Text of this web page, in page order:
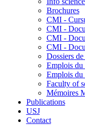
Brochures
CMI -
CMI -
CMI -
CMI -
Dossiers
Emplois du
Emplois du
Faculty of
Mémoires
Publications
USJ
Contact